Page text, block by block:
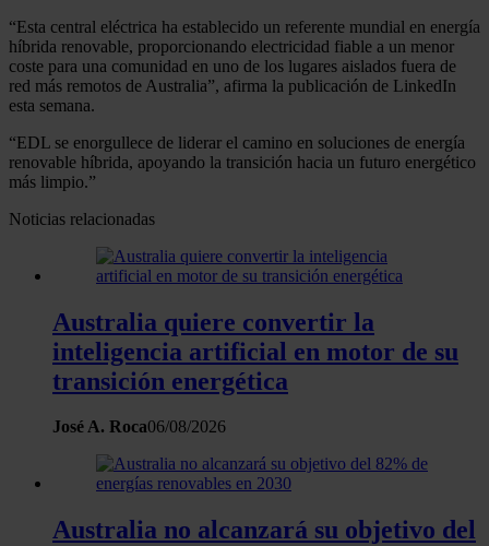
“Esta central eléctrica ha establecido un referente mundial en energía
híbrida renovable, proporcionando electricidad fiable a un menor
coste para una comunidad en uno de los lugares aislados fuera de
red más remotos de Australia”, afirma la publicación de LinkedIn
esta semana.
“EDL se enorgullece de liderar el camino en soluciones de energía
renovable híbrida, apoyando la transición hacia un futuro energético
más limpio.”
Noticias relacionadas
Australia quiere convertir la
inteligencia artificial en motor de su
transición energética
José A. Roca06/08/2026
Australia no alcanzará su objetivo del